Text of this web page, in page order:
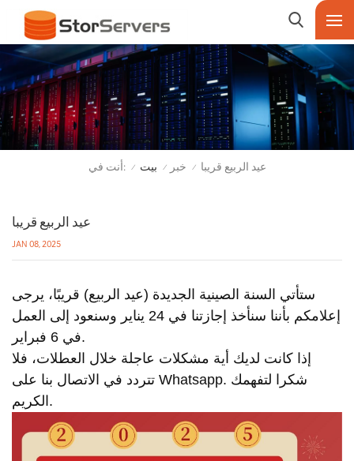
أنت في: / بيت / خبر / عيد الربيع قريبا
عيد الربيع قريبا
JAN 08, 2025
ستأتي السنة الصينية الجديدة (عيد الربيع) قريبًا، يرجى
إعلامكم بأننا سنأخذ إجازتنا في 24 يناير وسنعود إلى العمل
في 6 فبراير.
إذا كانت لديك أية مشكلات عاجلة خلال العطلات، فلا
تتردد في الاتصال بنا على Whatsapp. شكرا لتفهمك
الكريم.